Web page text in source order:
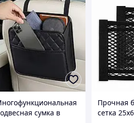
сумка в
Прочная
сетка